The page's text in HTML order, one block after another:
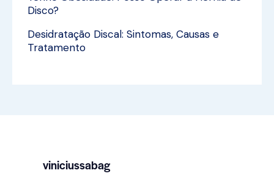
Disco?
Desidratação Discal: Sintomas, Causas e
Tratamento
viniciussabag